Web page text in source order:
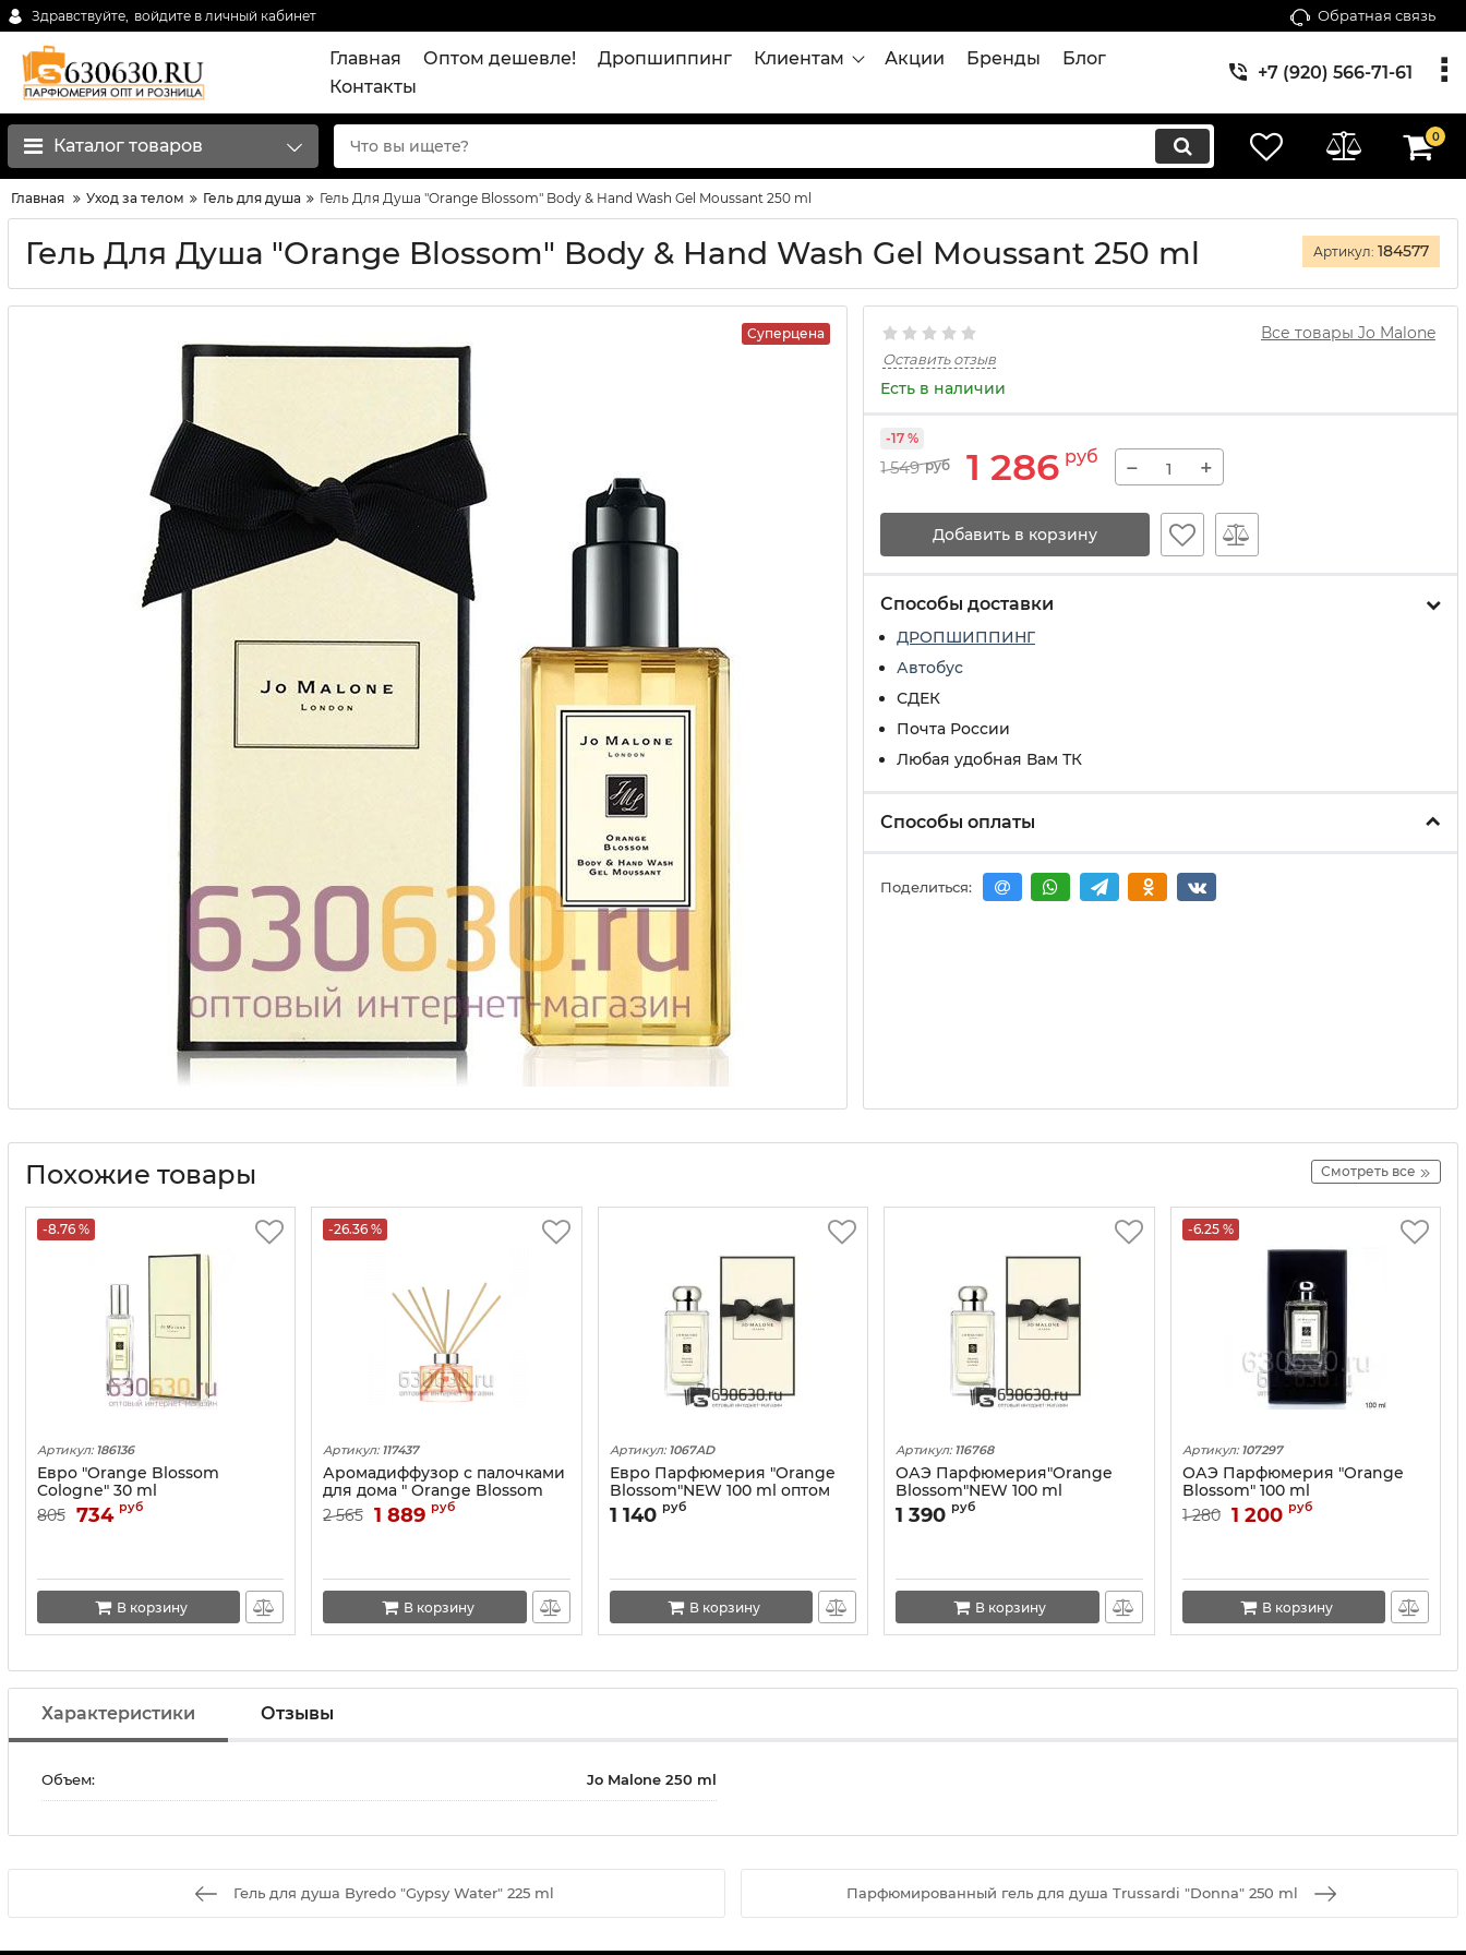
Здравствуйте, войдите в личный кабинет Обратная связь
Главная Оптом дешевле! Дропшиппинг Клиентам Акции Бренды
Блог
Контакты
+7 (920) 566-71-61
Каталог товаров 0
Главная Уход за телом Гель для душа Гель Для Душа "Orange Blossom" Body & Hand Wash Gel Moussant 250 ml
Гель Для Душа "Orange Blossom" Body & Hand Wash Gel Moussant 250 ml Артикул: 184577
Суперцена Все товары Jo Malone
Оставить отзыв
Есть в наличии
1 549 руб 1 286 руб
-17 %
− +
Добавить в корзину
Способы доставки
ДРОПШИППИНГ
Автобус
СДЕК
Почта России
Любая удобная Вам ТК
Способы оплаты
Поделиться:
Похожие товары Смотреть все
-8.76 %
Артикул: 186136
Евро "Orange Blossom
Cologne" 30 ml
805 734 руб
В корзину
-26.36 %
Артикул: 117437
Аромадиффузор с палочками
для дома " Orange Blossom
Scent Surround" 165 ml
2 565 1 889 руб
В корзину
Артикул: 1067AD
Евро Парфюмерия "Orange
Blossom"NEW 100 ml оптом
1 140 руб
В корзину
Артикул: 116768
ОАЭ Парфюмерия"Orange
Blossom"NEW 100 ml
1 390 руб
В корзину
-6.25 %
Артикул: 107297
ОАЭ Парфюмерия "Orange
Blossom" 100 ml
1 280 1 200 руб
В корзину
Характеристики Отзывы
Объем: Jo Malone 250 ml
Гель для душа Byredo "Gypsy Water" 225 ml Парфюмированный гель для душа Trussardi "Donna" 250 ml